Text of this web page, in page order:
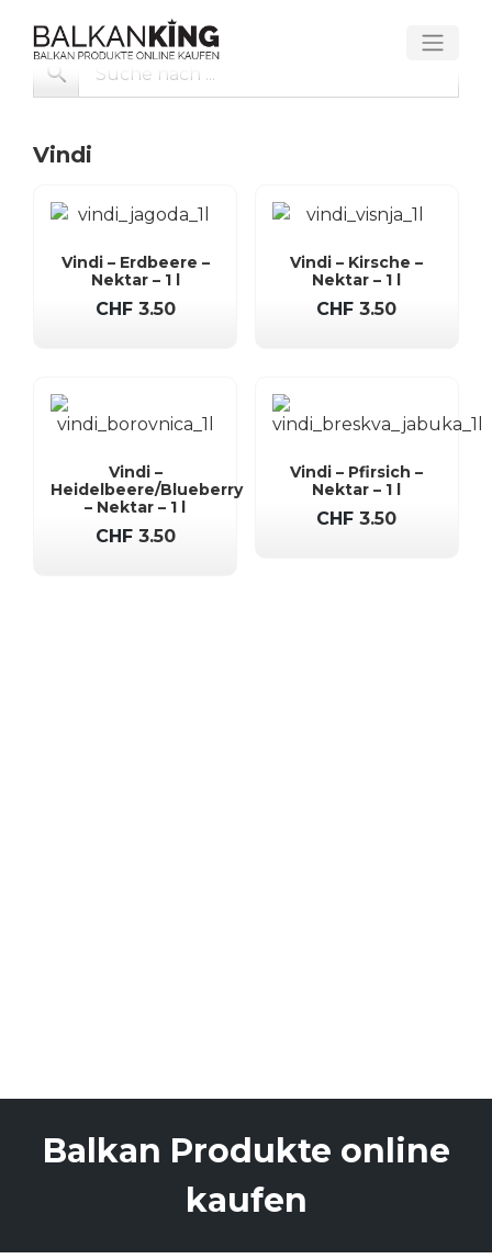
Skip
content
Vindi
Vindi – Erdbeere –
Nektar – 1 l
CHF3.50
Vindi – Kirsche –
Nektar – 1 l
CHF 3.50
Vindi –
Heidelbeere/Blueberry
– Nektar – 1 l
CHF3.50
Vindi – Pfirsich –
Nektar – 1 l
CHF 3.50
Balkan Produkte online
kaufen